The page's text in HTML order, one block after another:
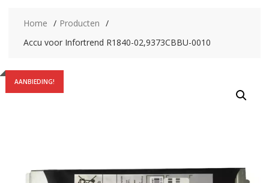
Home
Producten
Accu voor Infortrend R1840-02,9373CBBU-0010
AANBIEDING!